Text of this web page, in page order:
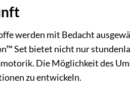
werden mit Bedacht
Set bietet nicht nur
Die Möglichkeit des
zu entwickeln.